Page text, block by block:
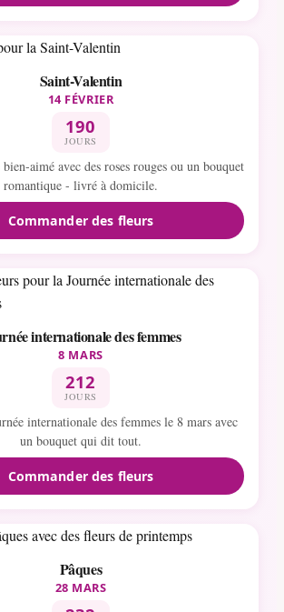
Saint-Valentin
14 FÉVRIER
190
JOURS
aimé avec des roses rouges ou un bouquet
romantique - livré à domicile.
Commander des fleurs
internationale des femmes
8 MARS
212
JOURS
internationale des femmes le 8 mars avec
un bouquet qui dit tout.
Commander des fleurs
Pâques
28 MARS